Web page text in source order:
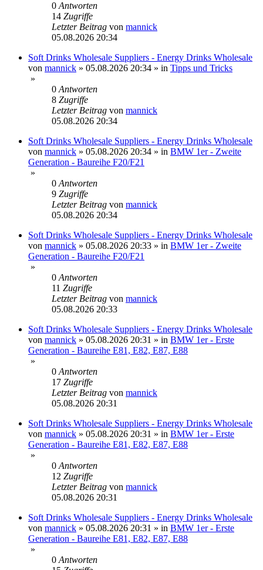
0 Antworten
14 Zugriffe
Letzter Beitrag von mannick
05.08.2026 20:34
Soft Drinks Wholesale Suppliers - Energy Drinks Wholesale
von mannick » 05.08.2026 20:34 » in Tipps und Tricks
»
0 Antworten
8 Zugriffe
Letzter Beitrag von mannick
05.08.2026 20:34
Soft Drinks Wholesale Suppliers - Energy Drinks Wholesale
von mannick » 05.08.2026 20:34 » in BMW 1er - Zweite
Generation - Baureihe F20/F21
»
0 Antworten
9 Zugriffe
Letzter Beitrag von mannick
05.08.2026 20:34
Soft Drinks Wholesale Suppliers - Energy Drinks Wholesale
von mannick » 05.08.2026 20:33 » in BMW 1er - Zweite
Generation - Baureihe F20/F21
»
0 Antworten
11 Zugriffe
Letzter Beitrag von mannick
05.08.2026 20:33
Soft Drinks Wholesale Suppliers - Energy Drinks Wholesale
von mannick » 05.08.2026 20:31 » in BMW 1er - Erste
Generation - Baureihe E81, E82, E87, E88
»
0 Antworten
17 Zugriffe
Letzter Beitrag von mannick
05.08.2026 20:31
Soft Drinks Wholesale Suppliers - Energy Drinks Wholesale
von mannick » 05.08.2026 20:31 » in BMW 1er - Erste
Generation - Baureihe E81, E82, E87, E88
»
0 Antworten
12 Zugriffe
Letzter Beitrag von mannick
05.08.2026 20:31
Soft Drinks Wholesale Suppliers - Energy Drinks Wholesale
von mannick » 05.08.2026 20:31 » in BMW 1er - Erste
Generation - Baureihe E81, E82, E87, E88
»
0 Antworten